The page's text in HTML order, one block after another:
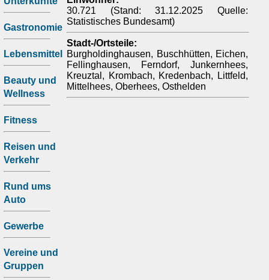
Gastronomie
Lebensmittel
Beauty und
Wellness
Fitness
Reisen und
Verkehr
Rund ums
Auto
Gewerbe
Vereine und
Gruppen
30.721 (Stand: 31.12.2025 Quelle:
Statistisches Bundesamt)
Stadt-/Ortsteile:
Burgholdinghausen, Buschhütten, Eichen,
Fellinghausen, Ferndorf, Junkernhees,
Kreuztal, Krombach, Kredenbach, Littfeld,
Mittelhees, Oberhees, Osthelden